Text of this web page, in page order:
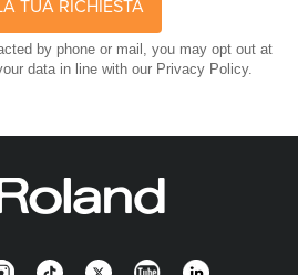
TikTokTwitterYouTubeLinkedIn